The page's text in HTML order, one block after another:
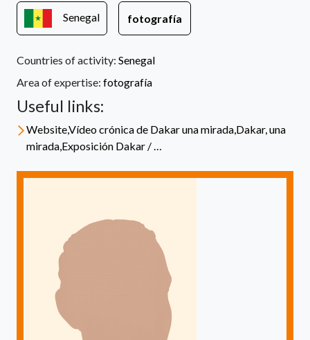
Senegal fotografía
Countries of activity: Senegal
Area of expertise: fotografía
Useful links:
Website,Vídeo crónica de Dakar una mirada,Dakar, una
mirada,Exposición Dakar / …